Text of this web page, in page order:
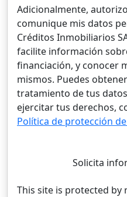
Adicionalmente,
comunique mis datos
Créditos Inmobiliarios
facilite información
financiación, y conocer
mismos. Puedes
tratamiento de tus
ejercitar tus derechos,
Política de protección
Solicita
This site is protected by